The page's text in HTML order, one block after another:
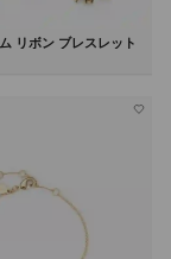
リボン ブレスレット